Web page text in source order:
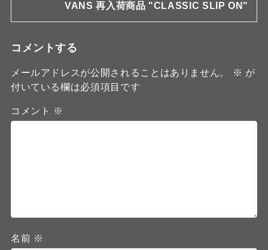
VANS 再入荷商品 "CLASSIC SLIP ON"
コメントする
メールアドレスが公開されることはありません。 ※ が
付いている欄は必須項目です
コメント ※
名前 ※